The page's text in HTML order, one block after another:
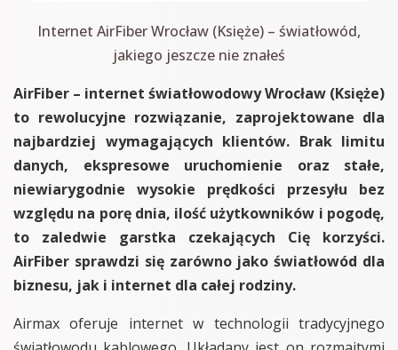
Internet AirFiber Wrocław (Księże) – światłowód,
jakiego jeszcze nie znałeś
AirFiber – internet światłowodowy Wrocław (Księże)
to rewolucyjne rozwiązanie, zaprojektowane dla
najbardziej wymagających klientów. Brak limitu
danych, ekspresowe uruchomienie oraz stałe,
niewiarygodnie wysokie prędkości przesyłu bez
względu na porę dnia, ilość użytkowników i pogodę,
to zaledwie garstka czekających Cię korzyści.
AirFiber sprawdzi się zarówno jako światłowód dla
biznesu, jak i internet dla całej rodziny.
Airmax oferuje internet w technologii tradycyjnego